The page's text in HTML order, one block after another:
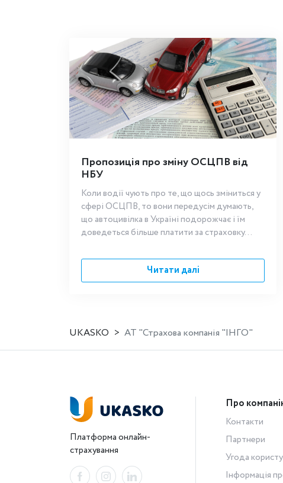
Пропозиція про зміну ОСЦПВ від
НБУ
Коли водії чують про те, що щось зміниться у
сфері ОСЦПВ, то вони передусім думають,
що автоцивілка в Україні подорожчає і їм
доведеться більше платити за страховку...
Читати далі
UKASKO АТ "Страхова компанія "ІНГО"
Платформа онлайн-
страхування
Про
Контакти
Партнери
Угода
Інформація